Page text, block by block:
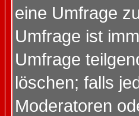
eine Umfrage
Umfrage ist
Umfrage
löschen; falls
Moderatoren